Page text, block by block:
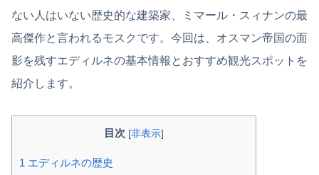
ない人はいない歴史的な建築家、ミマール・スィナンの最
高傑作と言われるモスクです。今回は、オスマン帝国の面
影を残すエディルネの基本情報とおすすめ観光スポットを
紹介します。
目次 [非表示]
1 エディルネの歴史